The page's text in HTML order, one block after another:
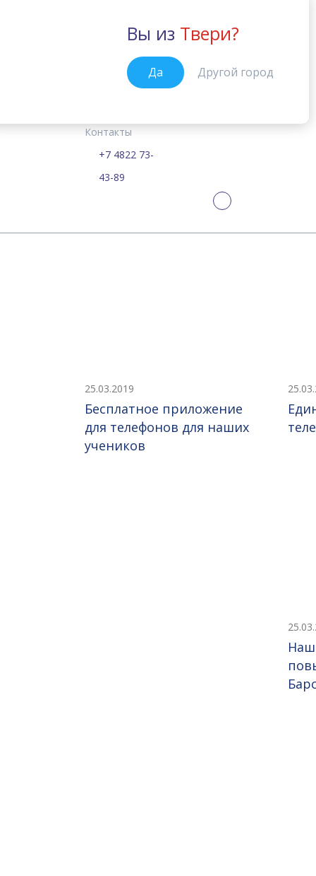
Вы из Твери?
Да Другой город
Цены
Контакты
+7 4822 73-
43-89
William Journal
25.03.2019
Бесплатное приложение
для телефонов для наших
учеников